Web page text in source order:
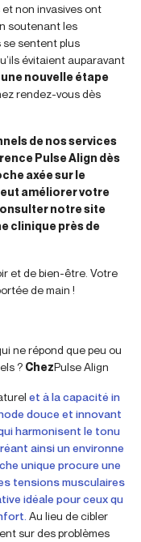
non invasives ont
soutenant les
sentent plus
évitaient auparavant
nouvelle étape
rendez-vous dès
de nos services
Pulse Align dès
axée sur le
améliorer votre
notre site
clinique près de
et de bien-être. Votre
de main !
ne répond que peu ou
? ChezPulse Align
et à la capacité in
douce et innovant
harmonisent le tonu
ainsi un environne
unique procure une
tensions musculaires
idéale pour ceux qu
Au lieu de cibler
sur des problèmes